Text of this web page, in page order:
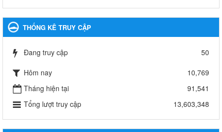
Giáo dục và Đào tạo thành phố Bến Cát
Kế hoạch Phổ biến, giáo dục pháp luật năm 2025 của ngành
Ngày ban hành: 28/02/2025
Quyết định công bố thủ tục hành chính bị bãi bỏ trong lĩnh
vực giáo dục đào tạo thuộc hệ giáo dục quốc dân và cơ sở
giáo dục khác thuộc thẩm quyền giải quyết của Sở Giáo dục
và Đào tạo, Ủy ban nhân dân cấp huyện
Quyết định công bố thủ tục hành chính bị bãi bỏ trong lĩnh vực
giáo dục đào tạo thuộc hệ giáo dục quốc dân và cơ sở giáo dục
THỐNG KÊ TRUY CẬP
Đang truy cập 50
Hôm nay
10,769
Tháng hiện tại
91,541
Tổng lượt truy cập
13,603,348